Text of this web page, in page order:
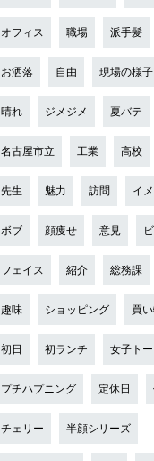
オフィス 職場 派手髪
お洒落 自由 現場の様子
晴れ ジメジメ 夏バテ
名古屋市立 工業 高校
先生 魅力 訪問 イ
ボブ 顔痩せ 意見
フェイス 紹介 総務課
趣味 ショッピング 買
初日 初ランチ 女子トー
プチハプニング 定休日
チェリー 半顔シリーズ